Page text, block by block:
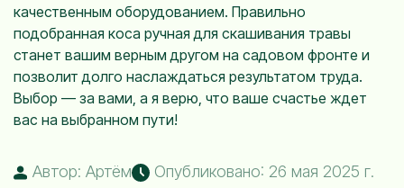
качественным оборудованием. Правильно
подобранная коса ручная для скашивания травы
станет вашим верным другом на садовом фронте и
позволит долго наслаждаться результатом труда.
Выбор — за вами, а я верю, что ваше счастье ждет
вас на выбранном пути!
Автор: Артём Опубликовано: 26 мая 2025 г.